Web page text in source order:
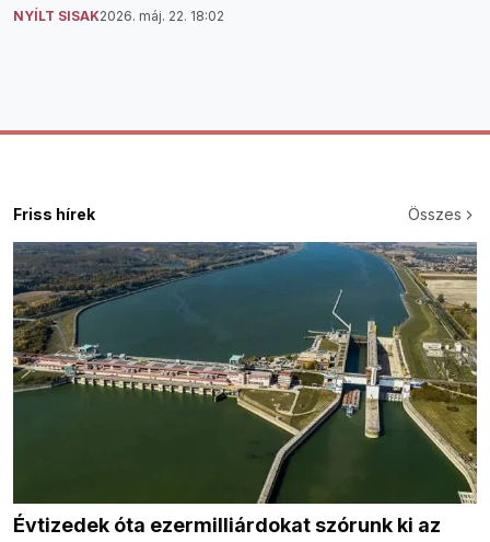
NYÍLT SISAK2026. máj. 22. 18:02
Friss hírek Összes
Évtizedek óta ezermilliárdokat szórunk ki az